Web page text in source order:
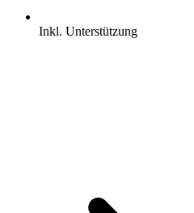
Inkl. Unterstützung